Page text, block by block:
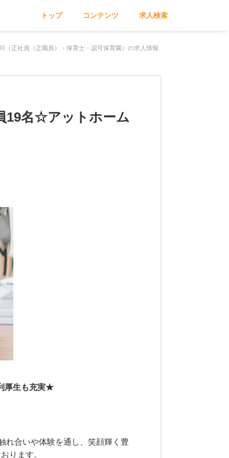
トップ コンテンツ 求人検索
（正社員（正職員）・保育士・認可保育園）の求人情報
19名☆アットホーム
厚生も充実★
れ合いや体験を通し、笑顔輝く豊
ります。